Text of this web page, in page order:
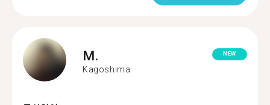
M.
Kagoshima
NEW